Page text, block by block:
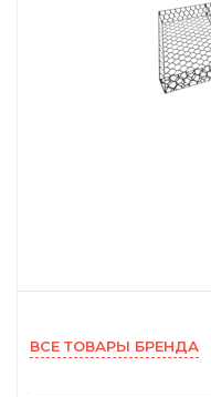
ВСЕ ТОВАРЫ БРЕНДА